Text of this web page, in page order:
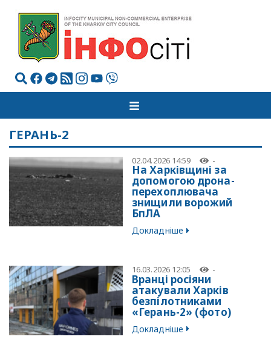
ГЕРАНЬ-2
02.04.2026 14:59 -
На Харківщині за
допомогою дрона-
перехоплювача
знищили ворожий
БпЛА
Докладніше
16.03.2026 12:05 -
Вранці росіяни
атакували Харків
безпілотниками
«Герань-2» (фото)
Докладніше